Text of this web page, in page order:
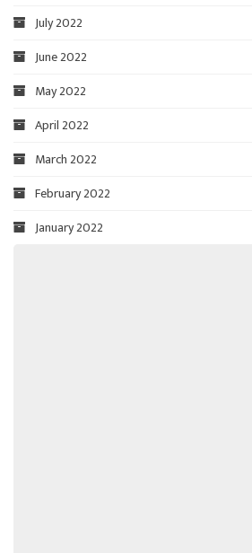
July 2022
June 2022
May 2022
April 2022
March 2022
February 2022
January 2022